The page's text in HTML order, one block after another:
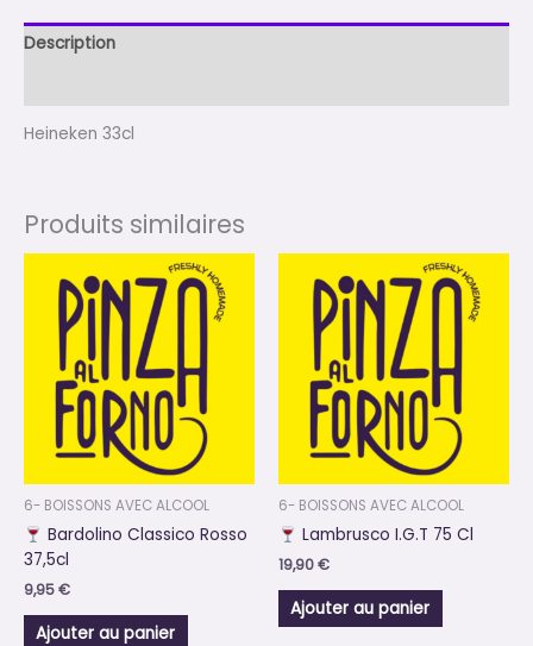
Description
Heineken 33cl
Produits similaires
6- BOISSONS AVEC ALCOOL
Bardolino Classico Rosso
37,5cl
9,95€
Ajouter au panier
6- BOISSONS AVEC ALCOOL
Lambrusco I.G.T 75 Cl
19,90€
Ajouter au panier